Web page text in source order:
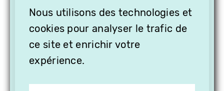
Nous utilisons des technologies et
cookies pour analyser le trafic de
ce site et enrichir votre
expérience.
OFFREZ LA VIDÉO EN
CADEAU, ABONNEZ VOS
PROCHES À VITHÈQUE !